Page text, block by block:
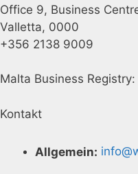
Office 9, Business
Valletta, 0000
+356 2138 9009
Malta Business
Kontakt
Allgemein: